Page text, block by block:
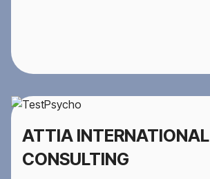
ATTIA INTERNATIONAL
CONSULTING